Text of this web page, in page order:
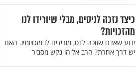
כיצד נזכה לניסים, מבלי שיורידו לנו
מהזכויות?
ידוע שאדם שזוכה לנס, מורידים לו מזכויותיו. האם
יש דרך אחרת? הרב אליהו נקש מסביר